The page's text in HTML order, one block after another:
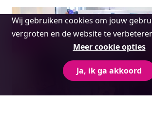
Cookie
melding
Wij gebruiken cookies om jouw
vergroten en de website te
Meer cookie opties
Ja, ik ga akkoord